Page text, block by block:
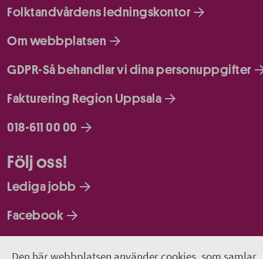
Den här webbplatsen använder cookies, som samlar
Folktandvårdens ledningskontor
Om webbplatsen
GDPR-Så behandlar vi dina personuppgifter
Fakturering Region Uppsala
018-611 00 00
Följ oss!
Lediga jobb
Facebook